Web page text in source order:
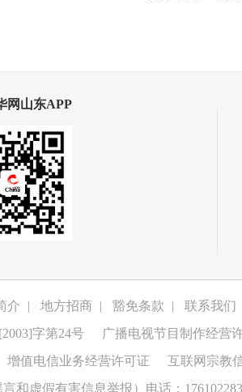
网山东APP
介 | 地方招商 | 豁免条款 |
联系我们
字第24号
广播电视节目制作经营
增值电信业务经营许可证
互联网宗教
和虚假有害信息举报）电话：